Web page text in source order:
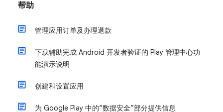
帮助
管理应用订单及办理退款
下载辅助完成 Android 开发者验证的 Play 管理中心功
能演示说明
创建和设置应用
为 Google Play 中的“数据安全”部分提供信息